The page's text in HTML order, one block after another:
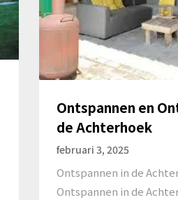
Ontspannen en
de Achterhoek
februari 3, 2025
Ontspannen in de
Ontspannen in de